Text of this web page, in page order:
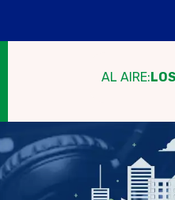
AL AIRE: